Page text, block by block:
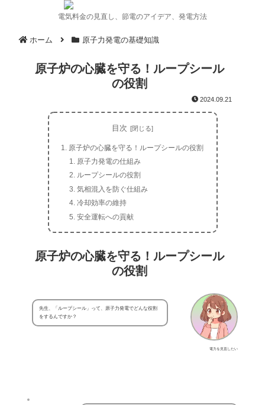
電気料金の見直し、節電のアイデア、発電方法
ホーム 原子力発電の基礎知識
原子炉の心臓を守る！ループシール
の役割
2024.09.21
目次
原子炉の心臓を守る！ループシールの役割
原子力発電の仕組み
ループシールの役割
気相混入を防ぐ仕組み
冷却効率の維持
安全運転への貢献
原子炉の心臓を守る！ループシール
の役割
電力を見直したい
先生、「ループシール」って、原子力発電でどんな役割
をするんですか？